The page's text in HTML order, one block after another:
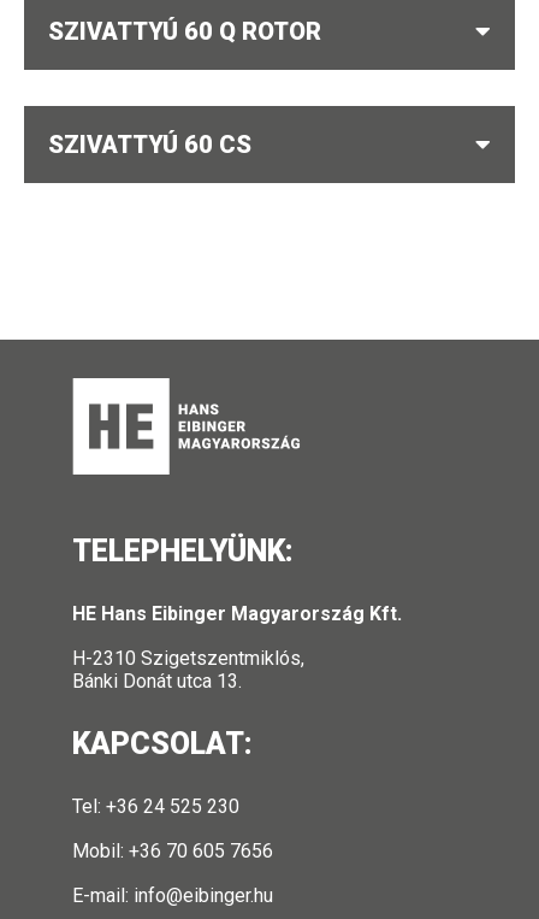
SZIVATTYÚ 60 Q ROTOR
SZIVATTYÚ 60 CS
TELEPHELYÜNK:
HE Hans Eibinger Magyarország Kft.
H-2310 Szigetszentmiklós,
Bánki Donát utca 13.
KAPCSOLAT:
Tel: +36 24 525 230
Mobil: +36 70 605 7656
E-mail: info@eibinger.hu